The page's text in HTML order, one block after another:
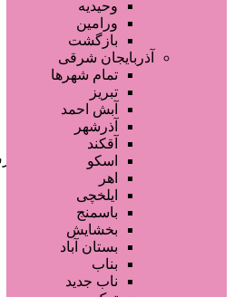
وحیدیه
ورامین
بازگشت
آذربایجان شرقی
تمام شهر‌ها
تبریز
آبش احمد
آذرشهر
آقکند
اسکو
اهر
ایلخچی
باسمنج
بخشایش
بستان آباد
بناب
ناب جدید
دسته‌بندی‌ها
/ محصولات برچسب خورده